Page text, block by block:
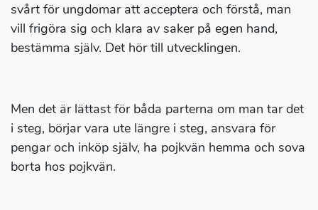
svårt för ungdomar att acceptera och förstå, man
vill frigöra sig och klara av saker på egen hand,
bestämma själv. Det hör till utvecklingen.
Men det är lättast för båda parterna om man tar det
i steg, börjar vara ute längre i steg, ansvara för
pengar och inköp själv, ha pojkvän hemma och sova
borta hos pojkvän.